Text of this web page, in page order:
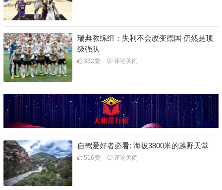
瑞典教练组：失利不会改变德国 仍然是顶
级强队
332赞 评论关闭
自驾爱好者必看: 海拔3800米的越野天堂
516赞 评论关闭